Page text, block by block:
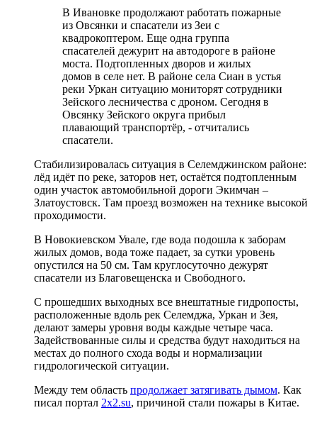
В Ивановке продолжают работать пожарные
из Овсянки и спасатели из Зеи с
квадрокоптером. Еще одна группа
спасателей дежурит на автодороге в районе
моста. Подтопленных дворов и жилых
домов в селе нет. В районе села Сиан в устья
реки Уркан ситуацию мониторят сотрудники
Зейского лесничества с дроном. Сегодня в
Овсянку Зейского округа прибыл
плавающий транспортёр, - отчитались
спасатели.
Стабилизировалась ситуация в Селемджинском районе:
лёд идёт по реке, заторов нет, остаётся подтопленным
один участок автомобильной дороги Экимчан –
Златоустовск. Там проезд возможен на технике высокой
проходимости.
В Новокиевском Увале, где вода подошла к заборам
жилых домов, вода тоже падает, за сутки уровень
опустился на 50 см. Там круглосуточно дежурят
спасатели из Благовещенска и Свободного.
С прошедших выходных все внештатные гидропосты,
расположенные вдоль рек Селемджа, Уркан и Зея,
делают замеры уровня воды каждые четыре часа.
Задействованные силы и средства будут находиться на
местах до полного схода воды и нормализации
гидрологической ситуации.
Между тем область продолжает затягивать дымом. Как
писал портал 2x2.su, причиной стали пожары в Китае.